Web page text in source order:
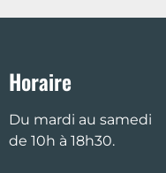
Horaire
Du mardi au samedi
de 10h à 18h30.